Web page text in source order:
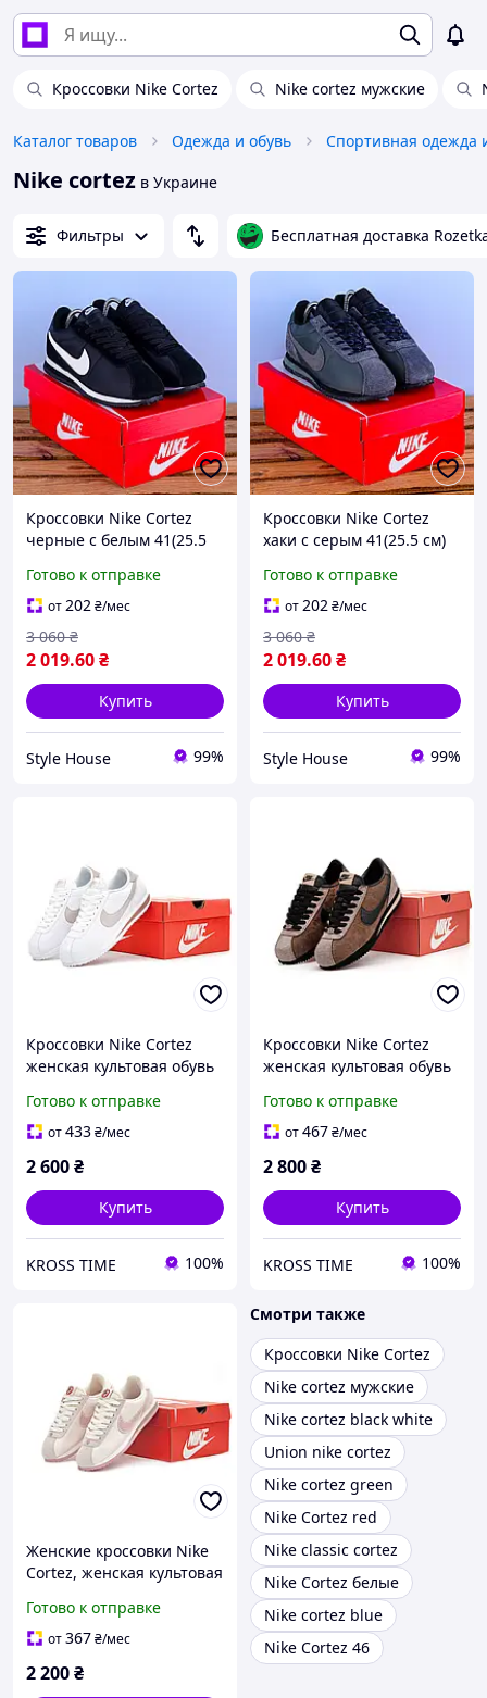
Кроссовки Nike Cortez Nike cortez мужские
Каталог товаров Одежда и обувь Спортивная одежда
Nike cortez в Украине
Фильтры Бесплатная доставка
Кроссовки Nike Cortez
черные с белым 41(25.5
Готово к отправке
от202₴/мес
2 019.60₴
3 060 ₴
Купить
Style House 99%
Кроссовки Nike Cortez
хаки с серым 41(25.5 см)
Готово к отправке
от202₴/мес
2 019.60₴
3 060 ₴
Купить
Style House 99%
Кроссовки Nike Cortez
женская культовая обувь
Готово к отправке
от433₴/мес
2 600₴
Купить
KROSS TIME 100%
Кроссовки Nike Cortez
женская культовая обувь
Готово к отправке
от467₴/мес
2 800₴
Купить
KROSS TIME 100%
Женские кроссовки Nike
Cortez, женская культовая
Готово к отправке
от367₴/мес
2 200₴
Смотри также
Кроссовки Nike Cortez
Nike cortez мужские
Nike cortez black white
Union nike cortez
Nike cortez green
Nike Cortez red
Nike classic cortez
Nike Cortez белые
Nike cortez blue
Nike Cortez 46